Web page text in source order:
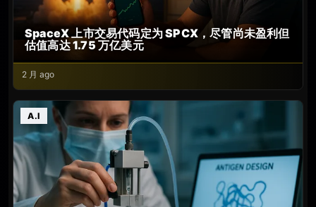
SpaceX 上市交易代码定为 SPCX，尽管尚未盈利但
估值高达 1.75 万亿美元
2 月 ago
A.I